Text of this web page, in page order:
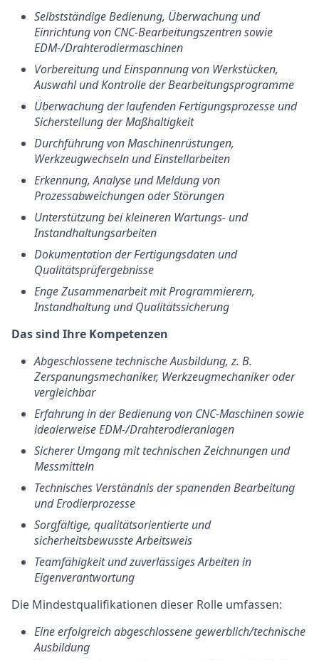
Selbstständige Bedienung, Überwachung und
Einrichtung von CNC‑Bearbeitungszentren sowie
EDM‑/Drahterodiermaschinen
Vorbereitung und Einspannung von Werkstücken,
Auswahl und Kontrolle der Bearbeitungsprogramme
Überwachung der laufenden Fertigungsprozesse und
Sicherstellung der Maßhaltigkeit
Durchführung von Maschinenrüstungen,
Werkzeugwechseln und Einstellarbeiten
Erkennung, Analyse und Meldung von
Prozessabweichungen oder Störungen
Unterstützung bei kleineren Wartungs- und
Instandhaltungsarbeiten
Dokumentation der Fertigungsdaten und
Qualitätsprüfergebnisse
Enge Zusammenarbeit mit Programmierern,
Instandhaltung und Qualitätssicherung
Das sind Ihre Kompetenzen
Abgeschlossene technische Ausbildung, z. B.
Zerspanungsmechaniker, Werkzeugmechaniker oder
vergleichbar
Erfahrung in der Bedienung von CNC‑Maschinen sowie
idealerweise EDM-/Drahterodieranlagen
Sicherer Umgang mit technischen Zeichnungen und
Messmitteln
Technisches Verständnis der spanenden Bearbeitung
und Erodierprozesse
Sorgfältige, qualitätsorientierte und
sicherheitsbewusste Arbeitsweis
Teamfähigkeit und zuverlässiges Arbeiten in
Eigenverantwortung
Die Mindestqualifikationen dieser Rolle umfassen:
Eine erfolgreich abgeschlossene gewerblich/technische
Ausbildung